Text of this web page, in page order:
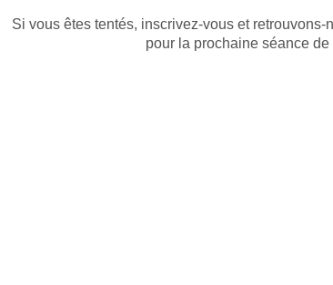
Si vous êtes tentés, inscrivez-vous et
pour la prochaine séance